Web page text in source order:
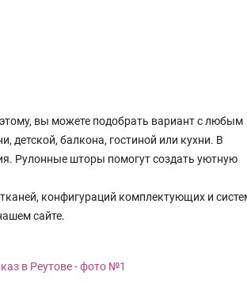
вы можете подобрать вариант с любым
балкона, гостиной или кухни. В
Рулонные шторы помогут создать уютную
конфигураций комплектующих и
сайте.